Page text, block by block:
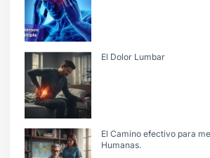
El Dolor Lumbar
El Camino efectivo para
Humanas.